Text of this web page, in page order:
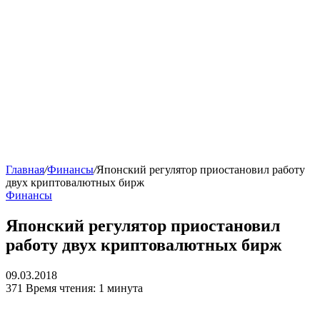
Главная/Финансы/Японский регулятор приостановил работу
двух криптовалютных бирж
Финансы
Японский регулятор приостановил
работу двух криптовалютных бирж
09.03.2018
371 Время чтения: 1 минута